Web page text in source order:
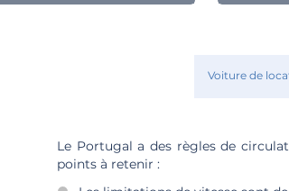
Voiture de
Le Portugal a des règles de
points à retenir :